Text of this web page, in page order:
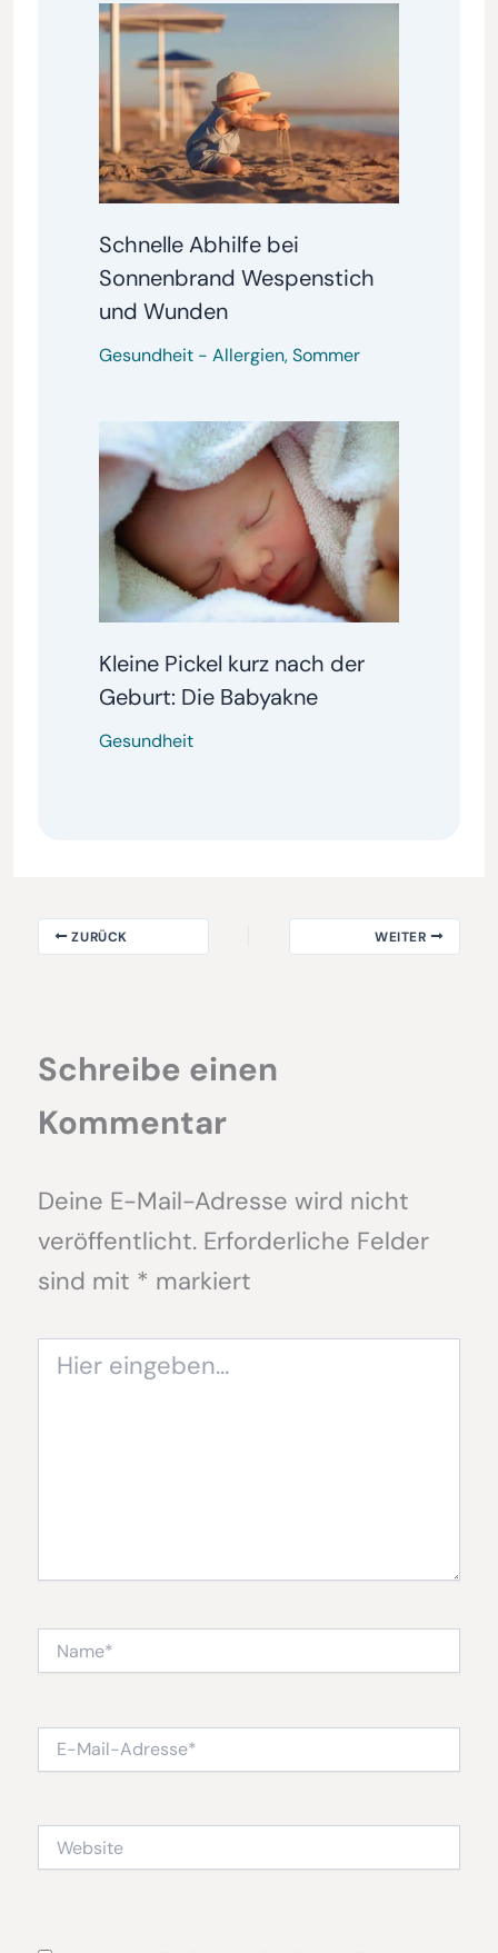
Schnelle Abhilfe bei
Sonnenbrand Wespenstich
und Wunden
Gesundheit- Allergien,Sommer
Kleine Pickel kurz nach der
Geburt: Die Babyakne
Gesundheit
ZURÜCK WEITER
Schreibe einen
Kommentar
Deine E-Mail-Adresse wird nicht
veröffentlicht. Erforderliche Felder
sind mit * markiert
eingeben…
Mail-